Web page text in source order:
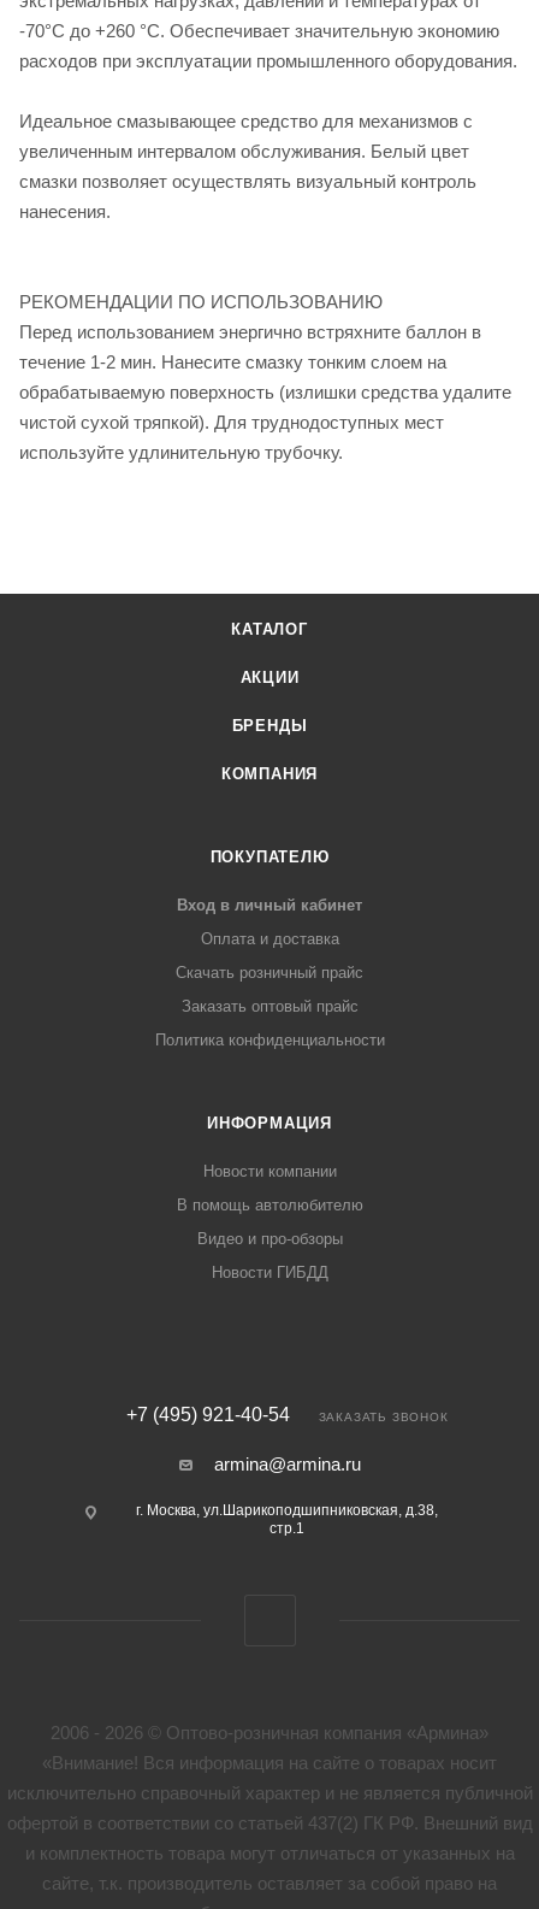
-70°С до +260 °С. Обеспечивает значительную экономию
расходов при эксплуатации промышленного оборудования.
Идеальное смазывающее средство для механизмов с
увеличенным интервалом обслуживания. Белый цвет
смазки позволяет осуществлять визуальный контроль
нанесения.
РЕКОМЕНДАЦИИ ПО ИСПОЛЬЗОВАНИЮ
Перед использованием энергично встряхните баллон в
течение 1-2 мин. Нанесите смазку тонким слоем на
обрабатываемую поверхность (излишки средства удалите
чистой сухой тряпкой). Для труднодоступных мест
используйте удлинительную трубочку.
КАТАЛОГ
АКЦИИ
БРЕНДЫ
КОМПАНИЯ
ПОКУПАТЕЛЮ
Вход в личный кабинет
Оплата и доставка
Скачать розничный прайс
Заказать оптовый прайс
Политика конфиденциальности
ИНФОРМАЦИЯ
Новости компании
В помощь автолюбителю
Видео и про-обзоры
Новости ГИБДД
+7 (495) 921-40-54 ЗАКАЗАТЬ ЗВОНОК
armina@armina.ru
г. Москва, ул.Шарикоподшипниковская, д.38,
стр.1
2006 - 2026 © Оптово-розничная компания «Армина»
«Внимание! Вся информация на сайте о товарах носит
исключительно справочный характер и не является публичной
офертой в соответствии со статьей 437(2) ГК РФ. Внешний вид
и комплектность товара могут отличаться от указанных на
сайте, т.к. производитель оставляет за собой право на